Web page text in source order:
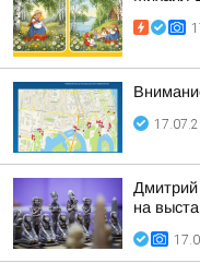
Дмитрий
на